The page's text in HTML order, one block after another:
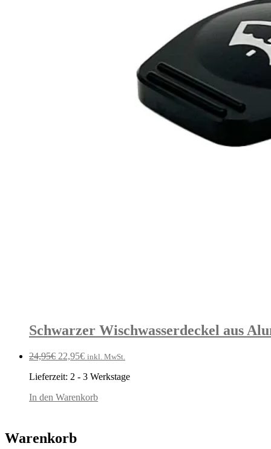
Schwarzer Wischwasserdeckel aus
24,95€ Ursprünglicher
war:
22,95€Aktueller
ist:
inkl. MwSt.
Lieferzeit: 2 - 3 Werkstage
In den Warenkorb
Warenkorb